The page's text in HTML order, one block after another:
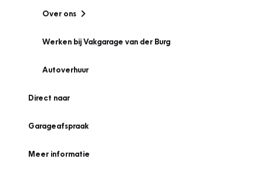
Over ons
Werken bij Vakgarage van der Burg
Autoverhuur
Direct naar
Garageafspraak
Meer informatie